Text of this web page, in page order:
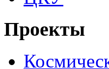
Проекты